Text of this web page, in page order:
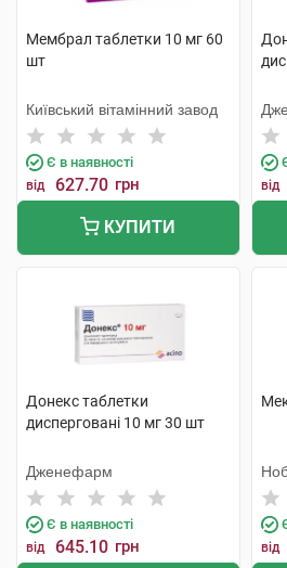
Мембрал таблетки 10 мг 60
шт
Київський вітамінний завод
Є в наявності
від 627.70 грн
КУПИТИ
від
Донекс таблетки
дисперговані 10 мг 30 шт
Дженефарм
Є в наявності
від 645.10 грн від